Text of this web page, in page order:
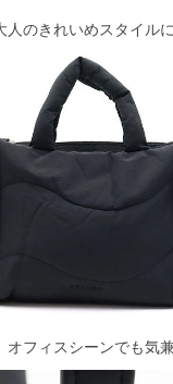
のきれいめスタイル
フィスシーンでも気